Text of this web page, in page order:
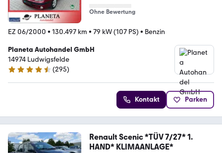
Ohne Bewertung
EZ 06/2000 • 130.497 km • 79 kW (107 PS) • Benzin
Planeta Autohandel GmbH
14974 Ludwigsfelde
4.7 Sterne
(295)
Kontakt Parken
Renault Scenic *TÜV 7/27* 1.
HAND* KLIMAANLAGE*